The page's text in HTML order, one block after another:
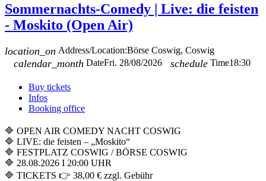
Sommernachts-Comedy | Live: die feisten
- Moskito (Open Air)
location_on Address/Location:Börse Coswig, Coswig
calendar_month DateFri. 28/08/2026 schedule Time18:30
Buy tickets
Infos
Booking office
🔷 OPEN AIR COMEDY NACHT COSWIG
🔷 LIVE: die feisten – „Moskito“
🔷 FESTPLATZ COSWIG / BÖRSE COSWIG
🔷 28.08.2026 I 20:00 UHR
🔷 TICKETS 👉 38,00 € zzgl. Gebühr